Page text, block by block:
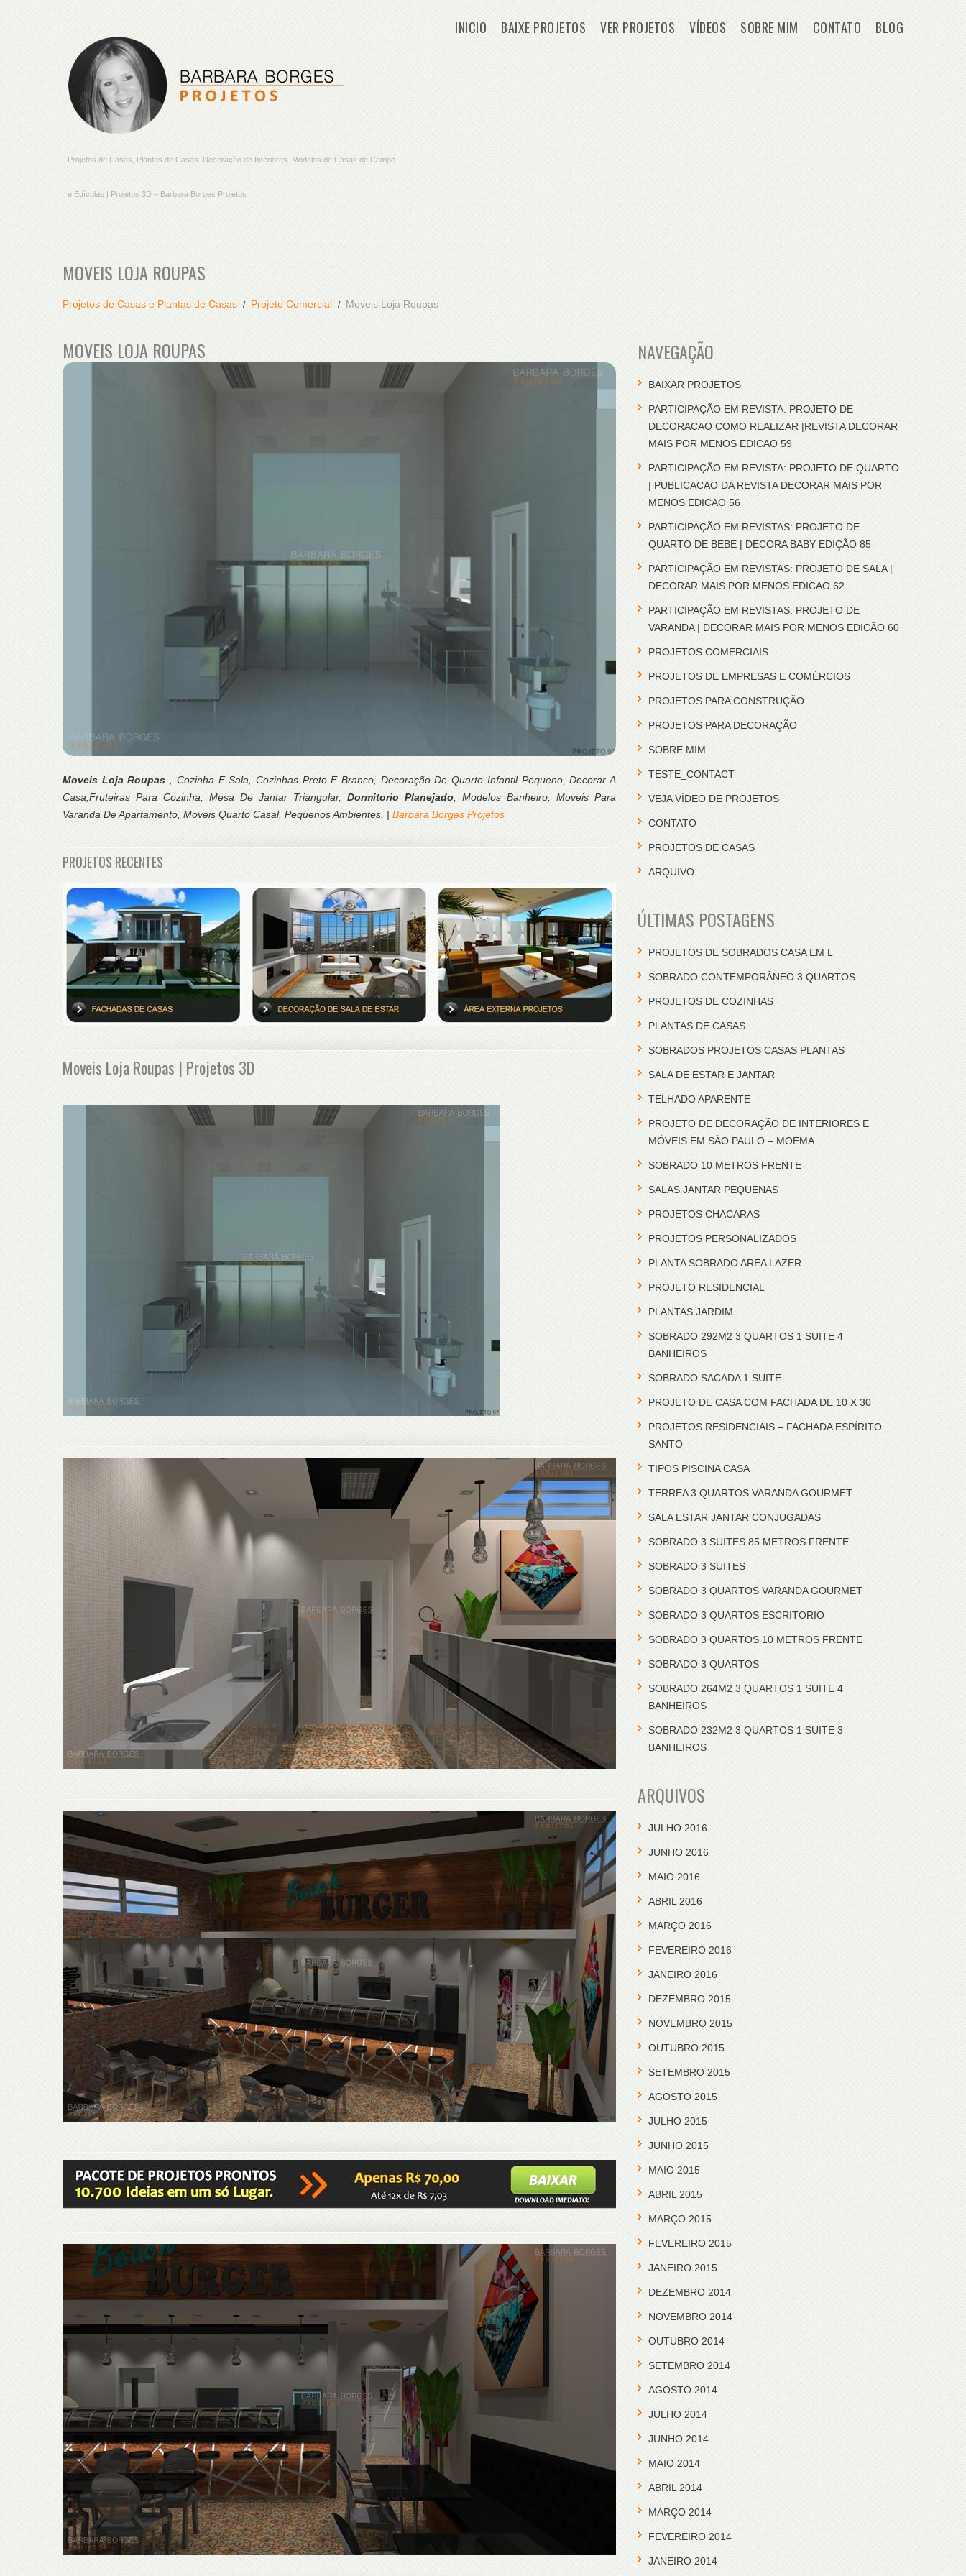
Projetos de Casas, Plantas de Casas. Decoração de Interiores. Modelos de Casas de Campo
e Edículas | Projetos 3D – Barbara Borges Projetos
INICIO BAIXE PROJETOS VER PROJETOS VÍDEOS SOBRE MIM CONTATO BLOG
MOVEIS LOJA ROUPAS
Projetos de Casas e Plantas de Casas Projeto Comercial Moveis Loja Roupas
MOVEIS LOJA ROUPAS
Moveis Loja Roupas, Cozinha E Sala, Cozinhas Preto E Branco, Decoração De Quarto Infantil Pequeno, Decorar A
Casa,Fruteiras Para Cozinha, Mesa De Jantar Triangular, Dormitorio Planejado, Modelos Banheiro, Moveis Para
Varanda De Apartamento, Moveis Quarto Casal, Pequenos Ambientes. | Barbara Borges Projetos
PROJETOS RECENTES
Moveis Loja Roupas | Projetos 3D
NAVEGAÇÃO
BAIXAR PROJETOS
PARTICIPAÇÃO EM REVISTA: PROJETO DE
DECORACAO COMO REALIZAR |REVISTA DECORAR
MAIS POR MENOS EDICAO 59
PARTICIPAÇÃO EM REVISTA: PROJETO DE QUARTO
| PUBLICACAO DA REVISTA DECORAR MAIS POR
MENOS EDICAO 56
PARTICIPAÇÃO EM REVISTAS: PROJETO DE
QUARTO DE BEBE | DECORA BABY EDIÇÃO 85
PARTICIPAÇÃO EM REVISTAS: PROJETO DE SALA |
DECORAR MAIS POR MENOS EDICAO 62
PARTICIPAÇÃO EM REVISTAS: PROJETO DE
VARANDA | DECORAR MAIS POR MENOS EDICÃO 60
PROJETOS COMERCIAIS
PROJETOS DE EMPRESAS E COMÉRCIOS
PROJETOS PARA CONSTRUÇÃO
PROJETOS PARA DECORAÇÃO
SOBRE MIM
TESTE_CONTACT
VEJA VÍDEO DE PROJETOS
CONTATO
PROJETOS DE CASAS
ARQUIVO
ÚLTIMAS POSTAGENS
PROJETOS DE SOBRADOS CASA EM L
SOBRADO CONTEMPORÂNEO 3 QUARTOS
PROJETOS DE COZINHAS
PLANTAS DE CASAS
SOBRADOS PROJETOS CASAS PLANTAS
SALA DE ESTAR E JANTAR
TELHADO APARENTE
PROJETO DE DECORAÇÃO DE INTERIORES E
MÓVEIS EM SÃO PAULO – MOEMA
SOBRADO 10 METROS FRENTE
SALAS JANTAR PEQUENAS
PROJETOS CHACARAS
PROJETOS PERSONALIZADOS
PLANTA SOBRADO AREA LAZER
PROJETO RESIDENCIAL
PLANTAS JARDIM
SOBRADO 292M2 3 QUARTOS 1 SUITE 4
BANHEIROS
SOBRADO SACADA 1 SUITE
PROJETO DE CASA COM FACHADA DE 10 X 30
PROJETOS RESIDENCIAIS – FACHADA ESPÍRITO
SANTO
TIPOS PISCINA CASA
TERREA 3 QUARTOS VARANDA GOURMET
SALA ESTAR JANTAR CONJUGADAS
SOBRADO 3 SUITES 85 METROS FRENTE
SOBRADO 3 SUITES
SOBRADO 3 QUARTOS VARANDA GOURMET
SOBRADO 3 QUARTOS ESCRITORIO
SOBRADO 3 QUARTOS 10 METROS FRENTE
SOBRADO 3 QUARTOS
SOBRADO 264M2 3 QUARTOS 1 SUITE 4
BANHEIROS
SOBRADO 232M2 3 QUARTOS 1 SUITE 3
BANHEIROS
ARQUIVOS
JULHO 2016
JUNHO 2016
MAIO 2016
ABRIL 2016
MARÇO 2016
FEVEREIRO 2016
JANEIRO 2016
DEZEMBRO 2015
NOVEMBRO 2015
OUTUBRO 2015
SETEMBRO 2015
AGOSTO 2015
JULHO 2015
JUNHO 2015
MAIO 2015
ABRIL 2015
MARÇO 2015
FEVEREIRO 2015
JANEIRO 2015
DEZEMBRO 2014
NOVEMBRO 2014
OUTUBRO 2014
SETEMBRO 2014
AGOSTO 2014
JULHO 2014
JUNHO 2014
MAIO 2014
ABRIL 2014
MARÇO 2014
FEVEREIRO 2014
JANEIRO 2014